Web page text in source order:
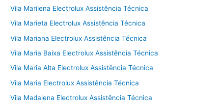
Vila Marilena Electrolux Assistência Técnica
Vila Marieta Electrolux Assistência Técnica
Vila Mariana Electrolux Assistência Técnica
Vila Maria Baixa Electrolux Assistência Técnica
Vila Maria Alta Electrolux Assistência Técnica
Vila Maria Electrolux Assistência Técnica
Vila Madalena Electrolux Assistência Técnica